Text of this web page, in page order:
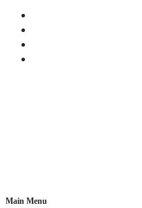
Main Menu